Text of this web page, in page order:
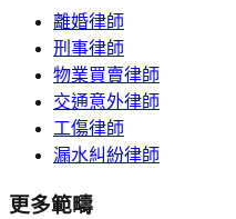
離婚律師
刑事律師
物業買賣律師
交通意外律師
工傷律師
漏水糾紛律師
更多範疇